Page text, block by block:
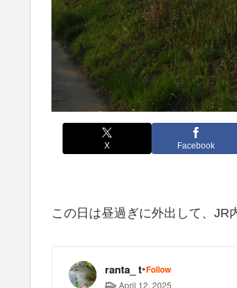
X Facebook
この日は昼過ぎに外出して、JR